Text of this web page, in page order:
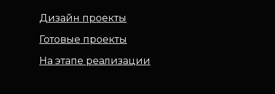
Дизайн проекты
Готовые проекты
На этапе реализации